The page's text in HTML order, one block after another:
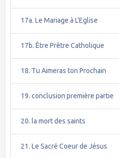
17a. Le Mariage à L'Eglise
17b. Être Prêtre Catholique
18. Tu Aimeras ton Prochain
19. conclusion première partie
20. la mort des saints
21. Le Sacré Coeur de Jésus